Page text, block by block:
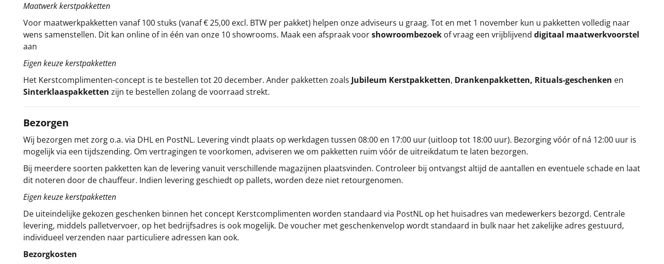
Maatwerk kerstpakketten
Voor maatwerkpakketten vanaf 100 stuks (vanaf € 25,00 excl. BTW per pakket) helpen onze adviseurs u graag. Tot en met 1 november kun u pakketten volledig naar
wens samenstellen. Dit kan online of in één van onze 10 showrooms. Maak een afspraak voorshowroombezoek of vraag een vrijblijvend digitaal maatwerkvoorstel
aan
Eigen keuze kerstpakketten
Het Kerstcomplimenten-concept is te bestellen tot 20 december. Ander pakketten zoals Jubileum Kerstpakketten, Drankenpakketten, Rituals-geschenken en
Sinterklaaspakketten zijn te bestellen zolang de voorraad strekt.
Bezorgen
Wij bezorgen met zorg o.a. via DHL en PostNL. Levering vindt plaats op werkdagen tussen 08:00 en 17:00 uur (uitloop tot 18:00 uur). Bezorging vóór of ná 12:00 uur is
mogelijk via een tijdszending. Om vertragingen te voorkomen, adviseren we om pakketten ruim vóór de uitreikdatum te laten bezorgen.
Bij meerdere soorten pakketten kan de levering vanuit verschillende magazijnen plaatsvinden. Controleer bij ontvangst altijd de aantallen en eventuele schade en laat
dit noteren door de chauffeur. Indien levering geschiedt op pallets, worden deze niet retourgenomen.
Eigen keuze kerstpakketten
De uiteindelijke gekozen geschenken binnen het concept Kerstcomplimenten worden standaard via PostNL op het huisadres van medewerkers bezorgd. Centrale
levering, middels palletvervoer, op het bedrijfsadres is ook mogelijk. De voucher met geschenkenvelop wordt standaard in bulk naar het zakelijke adres gestuurd,
individueel verzenden naar particuliere adressen kan ook.
Bezorgkosten